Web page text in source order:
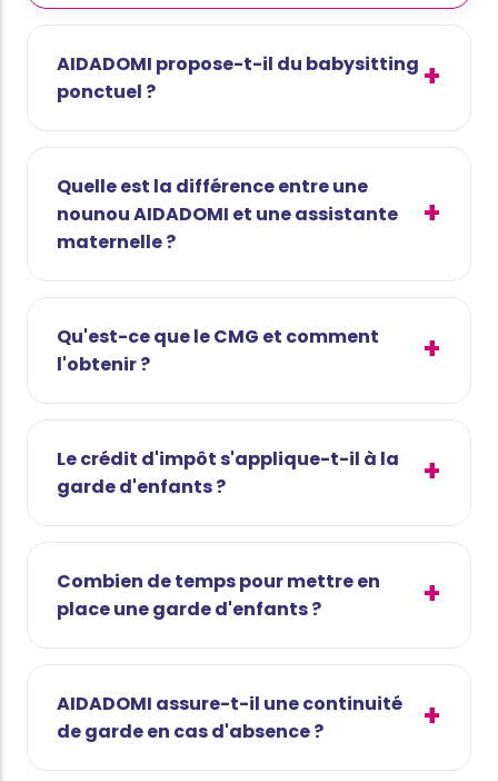
AIDADOMI propose-t-il du babysitting
ponctuel ?
Quelle est la différence entre une
nounou AIDADOMI et une assistante
maternelle ?
Qu'est-ce que le CMG et comment
l'obtenir ?
Le crédit d'impôt s'applique-t-il à la
garde d'enfants ?
Combien de temps pour mettre en
place une garde d'enfants ?
AIDADOMI assure-t-il une continuité
de garde en cas d'absence ?